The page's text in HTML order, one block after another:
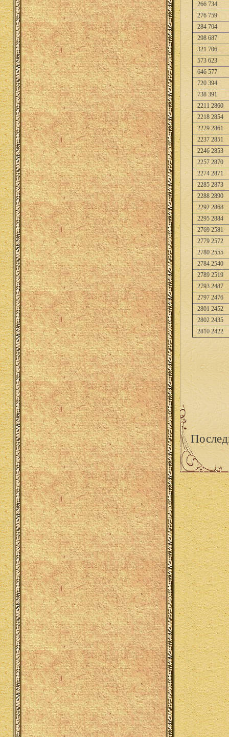
266 734
276 759
284 704
298 687
321 706
573 623
646 577
720 394
738 391
2211 2860
2218 2854
2229 2861
2237 2851
2246 2853
2257 2870
2274 2871
2285 2873
2288 2890
2292 2868
2295 2884
2769 2581
2779 2572
2780 2555
2784 2540
2789 2519
2793 2487
2797 2476
2801 2452
2802 2435
2810 2422